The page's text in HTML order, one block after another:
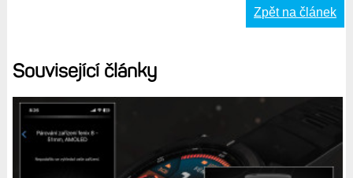
Zpět na článek
Související články